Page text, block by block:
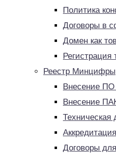
Политика
Договоры в
Домен как
Регистрация
Реестр Минцифры
Внесение
Внесение
Техническая
Договоры